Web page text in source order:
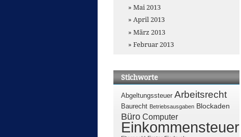
Mai 2013
April 2013
März 2013
Februar 2013
Stichworte
Abgeltungssteuer Arbeitsrecht
Baurecht Betriebsausgaben Blockaden
Büro Computer
Einkommensteuer